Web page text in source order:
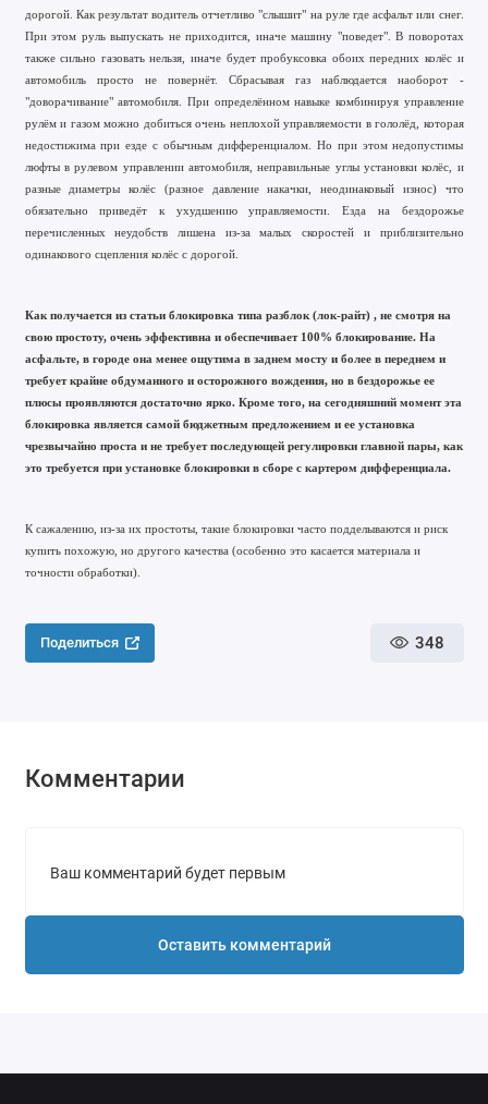
дорогой. Как результат водитель отчетливо "слышит" на руле где асфальт или снег.
При этом руль выпускать не приходится, иначе машину "поведет". В поворотах
также сильно газовать нельзя, иначе будет пробуксовка обоих передних колёс и
автомобиль просто не повернёт. Сбрасывая газ наблюдается наоборот -
"доворачивание" автомобиля. При определённом навыке комбинируя управление
рулём и газом можно добиться очень неплохой управляемости в гололёд, которая
недостижима при езде с обычным дифференциалом. Но при этом недопустимы
люфты в рулевом управлении автомобиля, неправильные углы установки колёс, и
разные диаметры колёс (разное давление накачки, неодинаковый износ) что
обязательно приведёт к ухудшению управляемости. Езда на бездорожье
перечисленных неудобств лишена из-за малых скоростей и приблизительно
одинакового сцепления колёс с дорогой.
Как получается из статьи блокировка типа разблок (лок-райт) , не смотря на
свою простоту, очень эффективна и обеспечивает 100% блокирование. На
асфальте, в городе она менее ощутима в заднем мосту и более в переднем и
требует крайне обдуманного и осторожного вождения, но в бездорожье ее
плюсы проявляются достаточно ярко. Кроме того, на сегодняшний момент эта
блокировка является самой бюджетным предложением и ее установка
чрезвычайно проста и не требует последующей регулировки главной пары, как
это требуется при установке блокировки в сборе с картером дифференциала.
К сажалению, из-за их простоты, такие блокировки часто подделываются и риск
купить похожую, но другого качества (особенно это касается материала и
точности обработки).
Поделиться 348
Комментарии
Ваш комментарий будет первым
Оставить комментарий